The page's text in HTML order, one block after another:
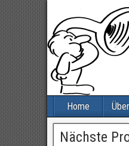
Home
Nächste